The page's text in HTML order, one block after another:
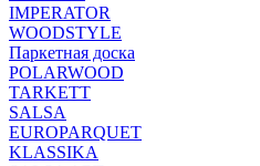
IMPERATOR
WOODSTYLE
Паркетная доска
POLARWOOD
TARKETT
SALSA
EUROPARQUET
KLASSIKA